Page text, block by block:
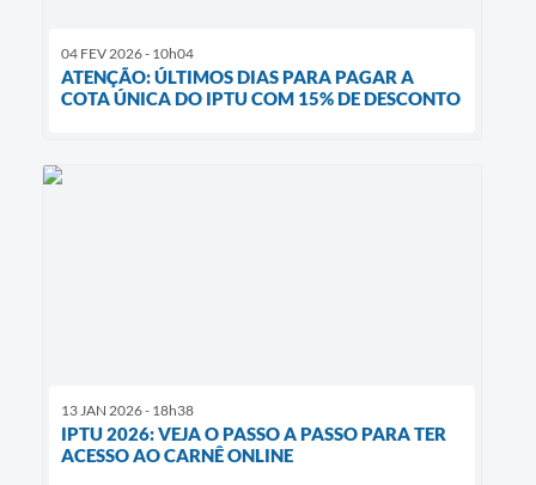
04 FEV 2026 - 10h04
ATENÇÃO: ÚLTIMOS DIAS PARA PAGAR A
COTA ÚNICA DO IPTU COM 15% DE DESCONTO
13 JAN 2026 - 18h38
IPTU 2026: VEJA O PASSO A PASSO PARA TER
ACESSO AO CARNÊ ONLINE